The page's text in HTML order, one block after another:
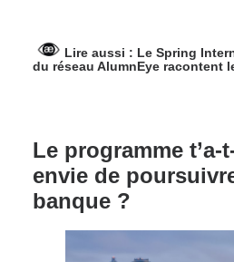
Lire aussi : Le Spring
du réseau AlumnEye racontent
Le programme
envie de
banque ?